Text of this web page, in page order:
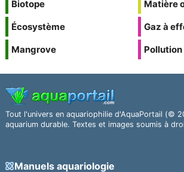
Biotope
Écosystème
Mangrove
Matière
Gaz à
Pollution
Tout l'univers en aquariophilie d'AquaPortail (©
aquarium durable. Textes et images soumis à
Manuels aquariologie